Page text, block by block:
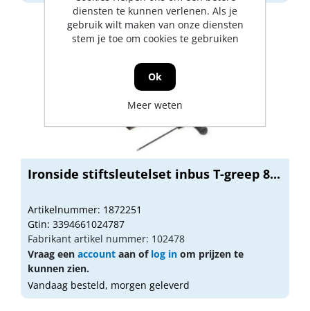
Ironside stiftsleutelset inbus T-greep 8...
Artikelnummer: 1872251
Gtin: 3394661024787
Fabrikant artikel nummer: 102478
Vraag een account aan of log in om prijzen te
kunnen zien.
Vandaag besteld, morgen geleverd
diensten te kunnen verlenen. Als je
gebruik wilt maken van onze diensten
stem je toe om cookies te gebruiken
Ok
Meer weten